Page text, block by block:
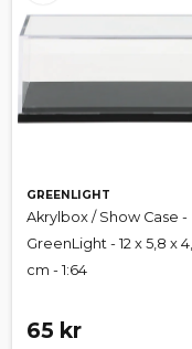
GREENLIGHT
Akrylbox / Show Case -
GreenLight - 12 x 5,8 x
cm - 1:64
65 kr